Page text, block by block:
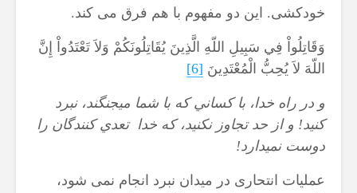
خودکشی. این دو مفهوم با هم فرق می کند.
وَقَاتِلُواْ فِي سَبِيلِ اللّهِ الَّذِينَ يُقَاتِلُونَكُمْ وَلاَ تَعْتَدُواْ إِنَّ
اللّهَ لاَ يُحِبُّ الْمُعْتَدِينَ [6]
و در راه خدا، با كساني كه با شما مي‏جنگند، نبرد
كنيد! و از حد تجاوز نكنيد، كه خدا تعدي كنندگان را
دوست نمي‏دارد!
عملیات انتحاری در میدان نبرد انجام نمی شود،